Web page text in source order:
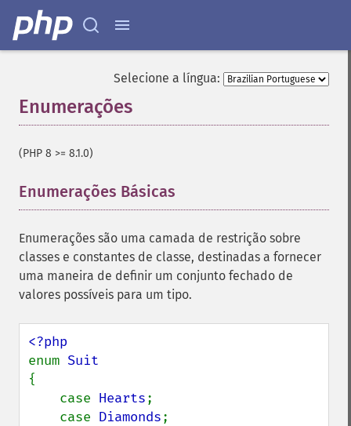
Selecione a língua:
Enumerações
(PHP 8 >= 8.1.0)
Enumerações Básicas
Enumerações são uma camada de restrição sobre
classes e constantes de classe, destinadas a fornecer
uma maneira de definir um conjunto fechado de
valores possíveis para um tipo.
enum
{
    case
Hearts;
    case
Diamonds;